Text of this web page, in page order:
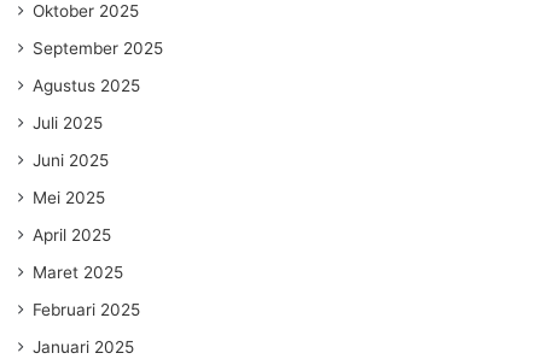
Oktober 2025
September 2025
Agustus 2025
Juli 2025
Juni 2025
Mei 2025
April 2025
Maret 2025
Februari 2025
Januari 2025